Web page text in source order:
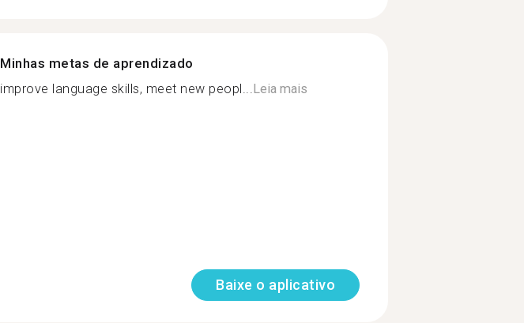
Minhas metas de aprendizado
improve language skills, meet new peopl...Leia mais
Baixe o aplicativo